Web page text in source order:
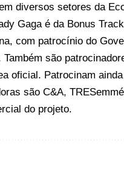
diversos setores da
Gaga é da Bonus
com patrocínio do
são
oficial. Patrocinam
são C&A,
do projeto.